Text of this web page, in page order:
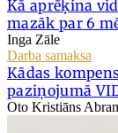
Kā aprēķina
mazāk par 6
Inga Zāle
Darba samaksa
Kādas
paziņojumā
Oto Kristiāns